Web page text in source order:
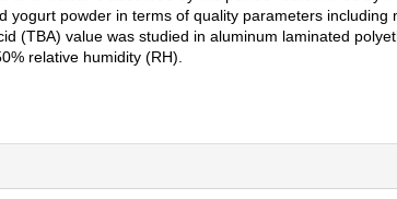
powder in terms of quality parameters including
(TBA) value was studied in aluminum laminated
relative humidity (RH).